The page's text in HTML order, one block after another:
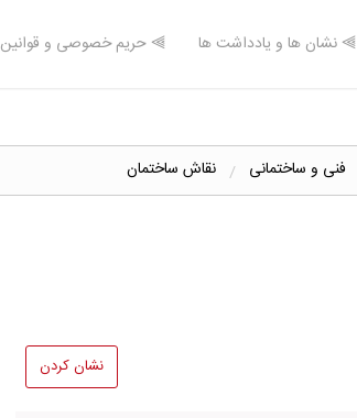
⫸ نشان ها و یادداشت ها ⫸ حریم خصوصی و قوانین
فنی و ساختمانی نقاش ساختمان
نشان کردن